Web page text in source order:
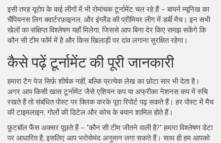
इसी तरह यूरोप के कई लीगों में भी रोमांचक टूर्नामेंट चल रहे हैं – बायर्न म्यूनिख का
चैंपियनस लिग क्वार्टरफ़ाइनल, और इंग्लैंड की प्रीमियर लीग में डर्बी मैच। इन सभी
खेलों का संक्षिप्त विश्लेषण यहाँ मिलेगा, जिससे आप बिना देर किए समझ सकेंगे कि
कौन सी टीम फॉर्म में है और किस खिलाड़ी पर दांव लगाना सुरक्षित रहेगा।
कैसे पढ़ें टूर्नामेंट की पूरी जानकारी
हमारा टैग पेज सिर्फ़ शीर्षक नहीं, बल्कि प्रत्येक लेख का छोटा सार भी देता है।
अगर आप किसी खास टूर्नामेंट जैसे एशियन कप या अफ्रीका नेशनस कप में रुचि
रखते हैं तो संबंधित पोस्ट पर क्लिक करके पूरा रिपोर्ट पढ़ सकते हैं। हर पोस्ट में मैच
की टाइमलाइन, गोलों की डिटेल और कोच के बयान शामिल होते हैं।
फ़ुटबॉल फैंस अक्सर पूछते हैं – "कौन सी टीम जीतने वाली है?" हमारा विश्लेषण डेटा
पर आधारित है, इसलिए आप भरोसेमंद अनुमान लगा सकते हैं। साथ ही हम आपको